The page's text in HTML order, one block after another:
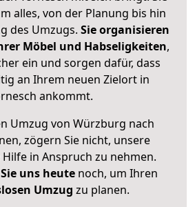
alles, von der Planung bis hin
des Umzugs. Sie organisieren
Möbel und Habseligkeiten,
ein und sorgen dafür, dass
an Ihrem neuen Zielort in
ankommt.
Umzug von Würzburg nach
zögern Sie nicht, unsere
in Anspruch zu nehmen.
uns heutenoch, um Ihren
Umzug zu planen.